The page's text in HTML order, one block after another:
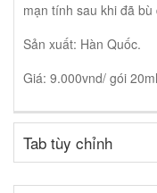
mạn tính sau khi đã
Sản xuất: Hàn Quốc.
Giá: 9.000vnd/ gói
Tab tùy chỉnh